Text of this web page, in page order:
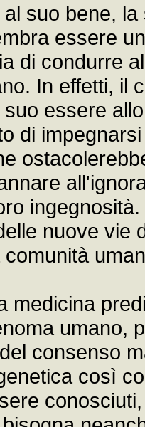
suo bene,
essere
di condurre
In effetti, il
essere
di
nuove vie
medicina
umano,
consenso
così